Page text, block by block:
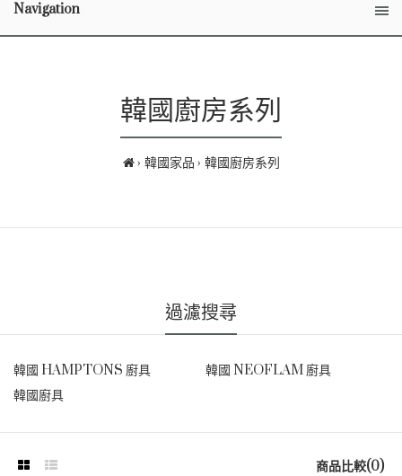
Navigation
韓國廚房系列
韓國家品 韓國廚房系列
過濾搜尋
韓國 HAMPTONS 廚具
韓國 NEOFLAM 廚具
韓國廚具
商品比較(0)